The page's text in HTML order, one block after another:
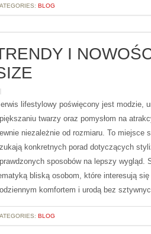
BLOG
I
lifestylowy poświęcony jest modzie,
twarzy oraz pomysłom na
niezależnie od rozmiaru. To
konkretnych porad dotyczących
sposobów na lepszy wygląd.
bliską osobom, które interesują
komfortem i urodą bez
BLOG